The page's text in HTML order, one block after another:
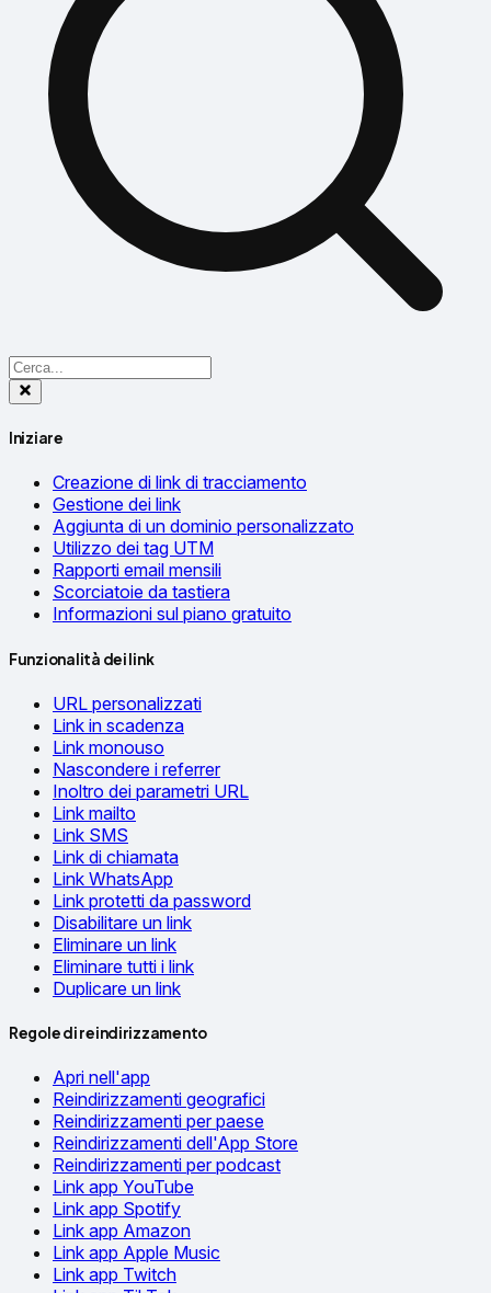
Iniziare
Creazione di link di tracciamento
Gestione dei link
Aggiunta di un dominio personalizzato
Utilizzo dei tag UTM
Rapporti email mensili
Scorciatoie da tastiera
Informazioni sul piano gratuito
Funzionalità dei link
URL personalizzati
Link in scadenza
Link monouso
Nascondere i referrer
Inoltro dei parametri URL
Link mailto
Link SMS
Link di chiamata
Link WhatsApp
Link protetti da password
Disabilitare un link
Eliminare un link
Eliminare tutti i link
Duplicare un link
Regole di reindirizzamento
Apri nell'app
Reindirizzamenti geografici
Reindirizzamenti per paese
Reindirizzamenti dell'App Store
Reindirizzamenti per podcast
Link app YouTube
Link app Spotify
Link app Amazon
Link app Apple Music
Link app Twitch